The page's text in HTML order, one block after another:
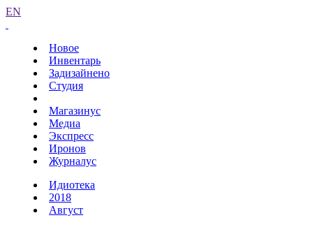
EN
Новое
Инвентарь
Задизайнено
Студия
Магазинус
Медиа
Экспресс
Иронов
Журналус
Идиотека
2018
Август